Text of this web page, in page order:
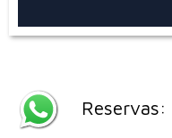
Reservas: